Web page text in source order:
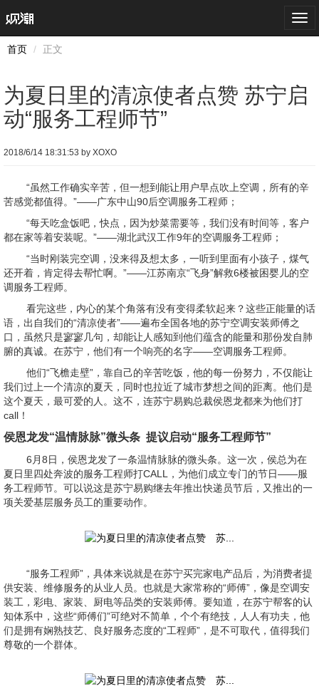
首页
正文
为夏日里的清凉使者点赞 苏宁启
动“服务工程师节”
2018/6/14 18:31:53 by XOXO
“虽然工作确实辛苦，但一想到能让用户早点吹上空调，所有的辛
苦感觉都值得。”——广东中山90后空调服务工程师；
“每天吃盒饭吧，快点，因为炒菜需要等，我们没有时间等，客户
都在家等着安装呢。”——湖北武汉工作9年的空调服务工程师；
“当时刚装完空调，没来得及想太多，一听到里面有小孩子，煤气
还开着，肯定得去帮忙啊。”——江苏南京“飞身”解救6楼被困婴儿的空
调服务工程师。
看完这些，内心的某个角落有没有变得柔软起来？这些正能量的话
语，出自我们的“清凉使者”——遍布全国各地的苏宁空调安装师傅之
口，虽然只是寥寥几句，却能让人感知到他们蕴含的能量和那份发自肺
腑的真诚。在苏宁，他们有一个响亮的名字——空调服务工程师。
他们“飞檐走壁”，靠自己的辛苦吃饭，他的每一份努力，不仅能让
我们过上一个清凉的夏天，同时也拉近了城市梦想之间的距离。他们是
这个夏天，最可爱的人。这不，连苏宁易购总裁侯恩龙都来为他们打
call！
侯恩龙发“温情脉脉”微头条 提议启动“服务工程师节”
6月8日，侯恩龙发了一条温情脉脉的微头条。这一次，侯总为在
夏日里四处奔波的服务工程师打CALL，为他们成立专门的节日——服
务工程师节。可以说这是苏宁易购继去年推出快递员节后，又推出的一
项关爱基层服务员工的重要动作。
“服务工程师”，具体来说就是在苏宁买完家电产品后，为消费者提
供安装、维修服务的从业人员。也就是大家常称的“师傅”，像是空调安
装工，彩电、家装、厨电等品类的安装师傅。要知道，在苏宁帮客的认
知体系中，这些“师傅们”可绝对不简单，个个有绝技，人人有功夫，他
们是拥有娴熟技艺、良好服务态度的“工程师”，是不可取代，值得我们
尊敬的一个群体。